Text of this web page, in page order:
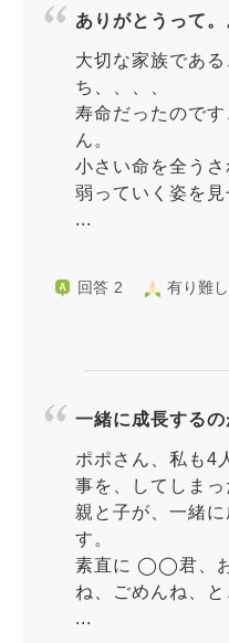
ありがとうって。
大切な家族であ
ち、、、、
寿命だったので
ん。
小さい命を全うさ
弱っていく姿を
...
回答 2 有り難
一緒に成長するの
ポポさん、私も4
事を、してしまっ
親と子が、一緒
す。
素直に ◯◯君、お
ね、ごめんね、と
...